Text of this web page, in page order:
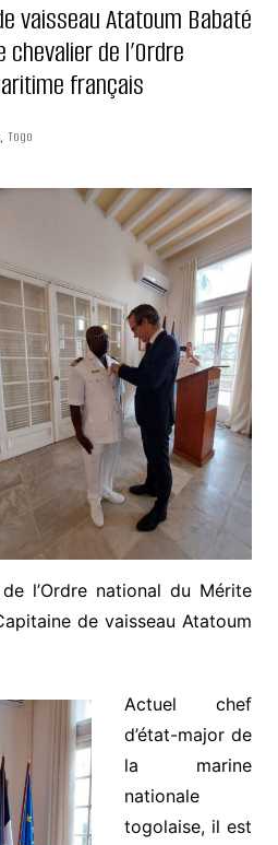
vaisseau Atatoum Babaté
de l’Ordre
français
, Togo
l’Ordre national du Mérite
de vaisseau Atatoum
Actuel chef
d’état-major de
la marine
nationale
togolaise, il est